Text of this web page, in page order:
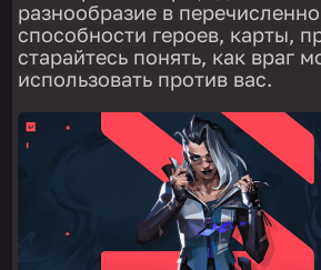
разнообразие в
способности героев, карты,
старайтесь понять, как враг
использовать против вас.